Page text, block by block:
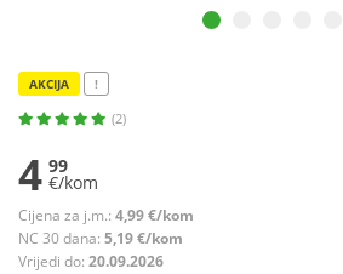
AKCIJA !
(2)
4 99
€/kom
Cijena za j.m.: 4,99 €/kom
NC 30 dana: 5,19 €/kom
Vrijedi do: 20.09.2026